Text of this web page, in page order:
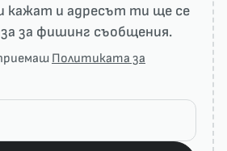
кажат и адресът ти ще се
за фишинг съобщения.
Политиката за